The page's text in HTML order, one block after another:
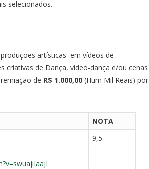
selecionados.
artísticas em vídeos de
criativas de Dança, vídeo-dança e/ou cenas
de R$ 1.000,00 (Hum Mil Reais) por
NOTA
9,5